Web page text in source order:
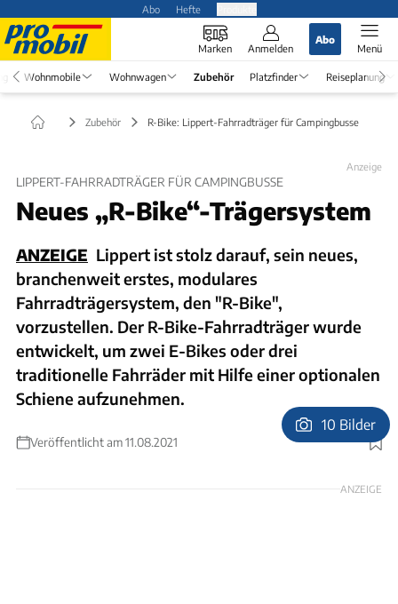
Abo Hefte
Marken Anmelden
Abo
Menü
Wohnmobile Wohnwagen Zubehör Platzfinder Reiseplanung
Zubehör R-Bike: Lippert-Fahrradträger für Campingbusse
Anzeige
LIPPERT-FAHRRADTRÄGER FÜR CAMPINGBUSSE
Neues „R-Bike“-Trägersystem
ANZEIGE Lippert ist stolz darauf, sein neues,
branchenweit erstes, modulares
Fahrradträgersystem, den "R-Bike",
vorzustellen. Der R-Bike-Fahrradträger wurde
entwickelt, um zwei E-Bikes oder drei
traditionelle Fahrräder mit Hilfe einer optionalen
Schiene aufzunehmen.
Veröffentlicht am 11.08.2021
Foto: Lippert
10 Bilder
ANZEIGE